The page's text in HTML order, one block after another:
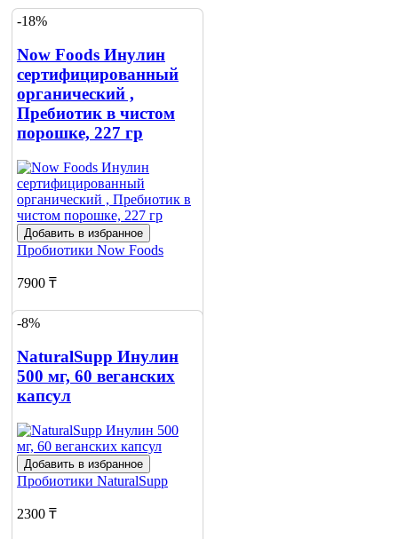
-18%
Now Foods Инулин
сертифицированный
органический ,
Пребиотик в чистом
порошке, 227 гр
Добавить в избранное
Пробиотики Now Foods
7900 ₸
9690 ₸
Нет в наличии
Сообщить
о наличии
-8%
NaturalSupp Инулин
500 мг, 60 веганских
капсул
Добавить в избранное
Пробиотики NaturalSupp
2300 ₸